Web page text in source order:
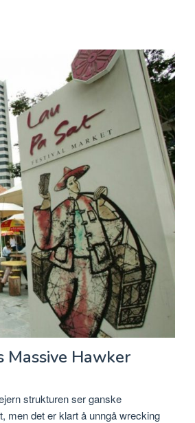
Massive Hawker
strukturen ser ganske
men det er klart å unngå wrecking